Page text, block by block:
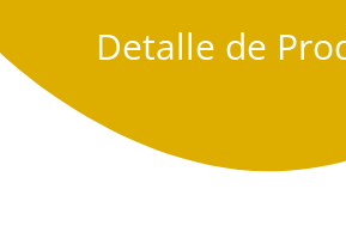
Detalle de